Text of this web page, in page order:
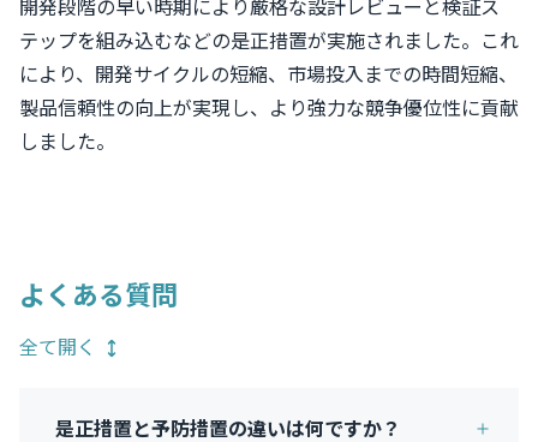
開発段階の早い時期により厳格な設計レビューと検証ス
テップを組み込むなどの是正措置が実施されました。これ
により、開発サイクルの短縮、市場投入までの時間短縮、
製品信頼性の向上が実現し、より強力な競争優位性に貢献
しました。
よくある質問
全て開く
是正措置と予防措置の違いは何ですか？